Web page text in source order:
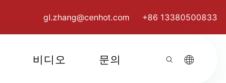
gl.zhang@cenhot.com +86 13380500833
비디오 문의